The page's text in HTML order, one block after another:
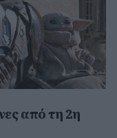
από τη 2η